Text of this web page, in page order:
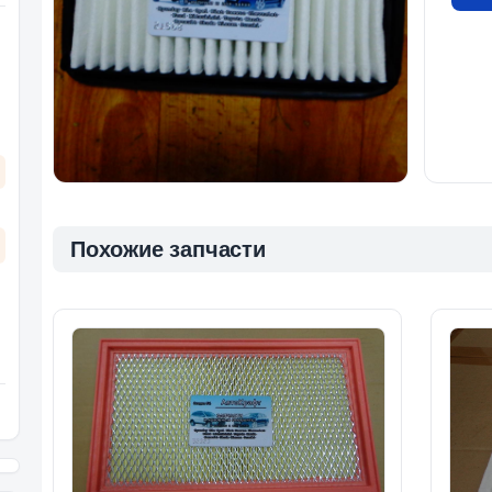
Похожие запчасти